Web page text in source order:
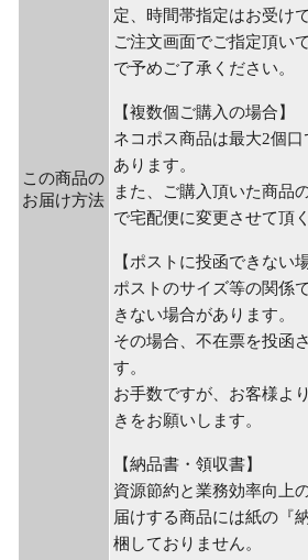
この商品の
お届け方法
定、時間帯指定はお受け
ご注文画面でご指定頂い
で予めご了承ください。
【複数個ご購入の場合】
ネコポス商品は最大2個
あります。
また、ご購入頂いた商品
で宅配便に変更させて頂
【ポストに投函できない
ポストのサイズ等の関係
きない場合があります。
その場合、不在票を投函
す。
お手数ですが、お客様よ
きをお願いします。
【納品書・領収書】
資源節約と業務効率向上
届けする商品には紙の『
梱しておりません。